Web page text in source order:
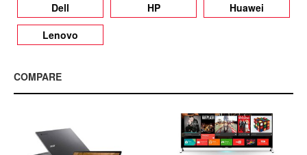
Dell
HP
Huawei
Lenovo
COMPARE